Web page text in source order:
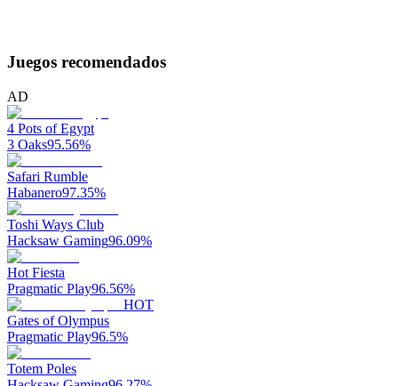
Juegos recomendados
AD
4 Pots of Egypt
3 Oaks95.56%
Safari Rumble
Habanero97.35%
Toshi Ways Club
Hacksaw Gaming96.09%
Hot Fiesta
Pragmatic Play96.56%
HOT
Gates of Olympus
Pragmatic Play96.5%
Totem Poles